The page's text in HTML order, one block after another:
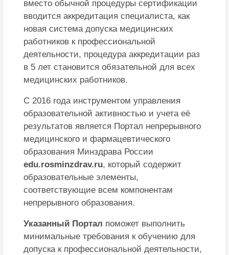
вместо обычной процедуры сертификации
вводится аккредитация специалиста, как
новая система допуска медицинских
работников к профессиональной
деятельности, процедура аккредитации раз
в 5 лет становится обязательной для всех
медицинских работников.
С 2016 года инструментом управления
образовательной активностью и учета её
результатов является Портал непрерывного
медицинского и фармацевтического
образования Минздрава России
edu.rosminzdrav.ru, который содержит
образовательные элементы,
соответствующие всем компонентам
непрерывного образования.
Указанный Портал поможет выполнить
минимальные требования к обучению для
допуска к профессиональной деятельности,